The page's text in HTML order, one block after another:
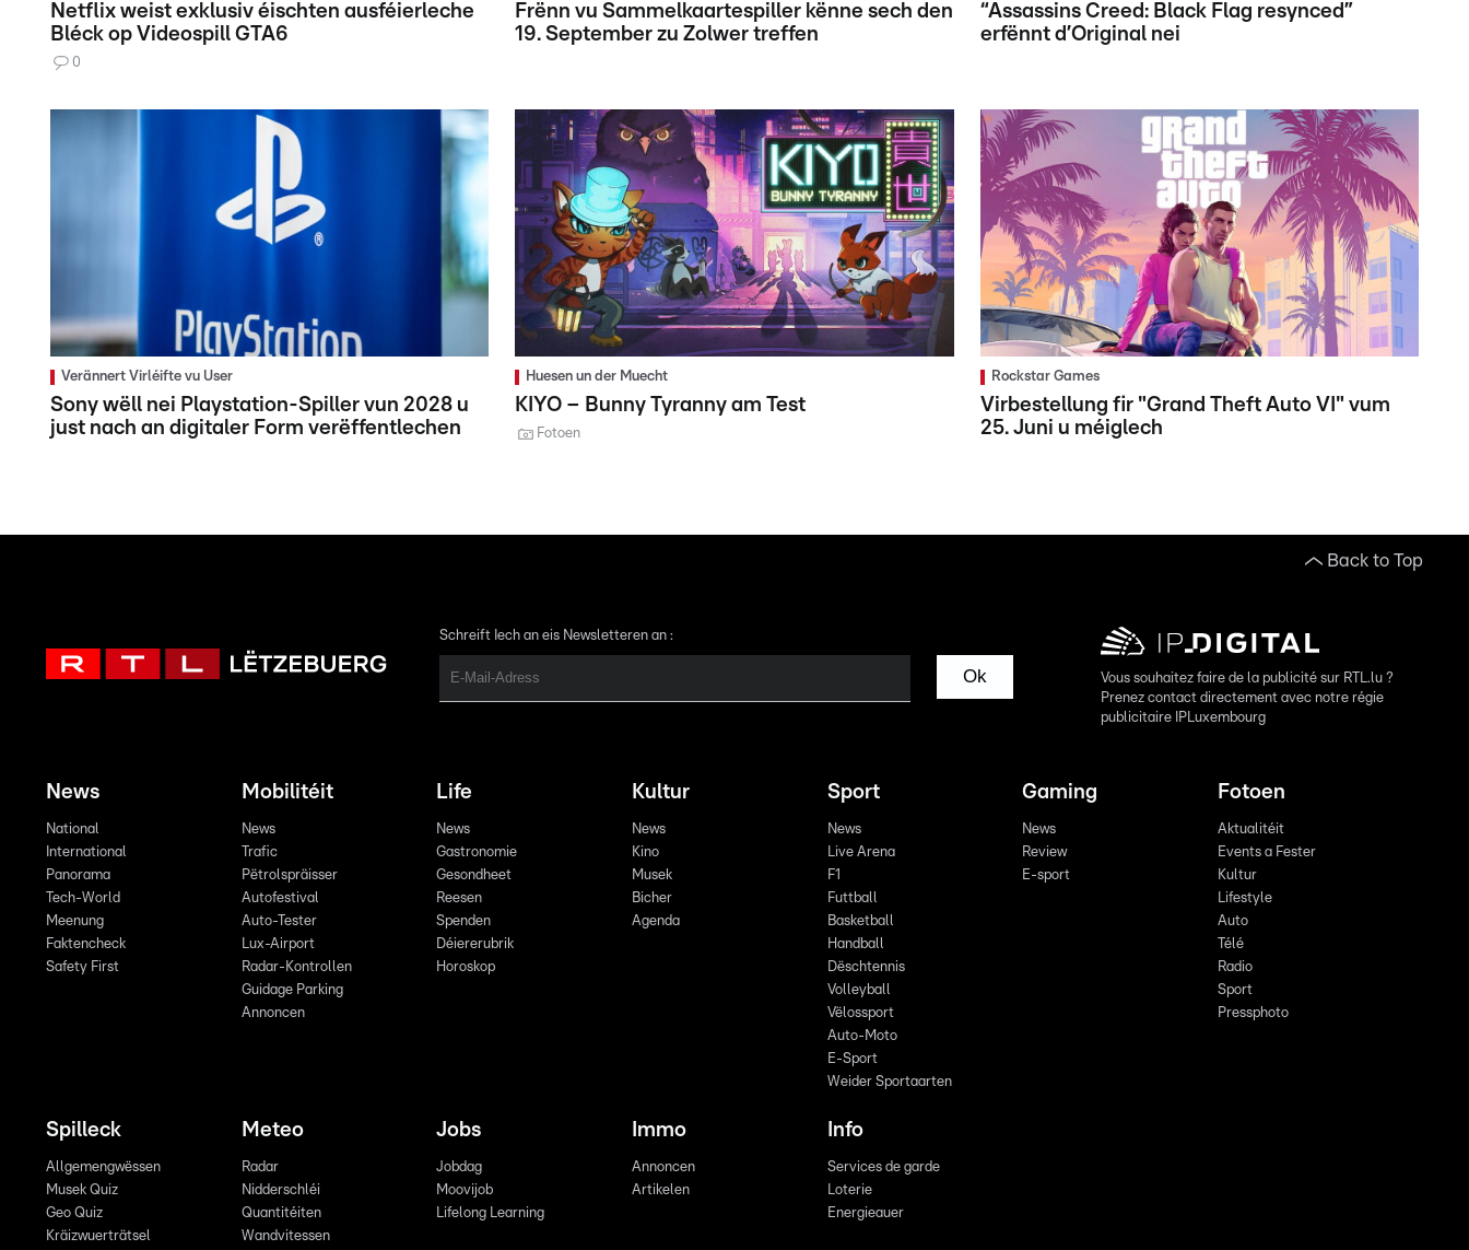
Netflix weist exklusiv éischten ausféierleche
Bléck op Videospill GTA6
0
Frënn vu Sammelkaartespiller kënne sech den
19. September zu Zolwer treffen
“Assassins Creed: Black Flag resynced”
erfënnt d’Original nei
Verännert Virléifte vu User
Sony wëll nei Playstation-Spiller vun 2028 u
just nach an digitaler Form verëffentlechen
Huesen un der Muecht
KIYO – Bunny Tyranny am Test
Fotoen
Rockstar Games
Virbestellung fir "Grand Theft Auto VI" vum
25. Juni u méiglech
Back to Top
Schreift Iech an eis Newsletteren an :
Ok
Vous souhaitez faire de la publicité sur RTL.lu ?
Prenez contact directement avec notre régie
publicitaire IPLuxembourg
News
National
International
Panorama
Tech-World
Meenung
Faktencheck
Safety First
Mobilitéit
News
Trafic
Pëtrolspräisser
Autofestival
Auto-Tester
Lux-Airport
Radar-Kontrollen
Guidage Parking
Annoncen
Life
News
Gastronomie
Gesondheet
Reesen
Spenden
Déiererubrik
Horoskop
Kultur
News
Kino
Musek
Bicher
Agenda
Sport
News
Live Arena
F1
Futtball
Basketball
Handball
Dëschtennis
Volleyball
Vëlossport
Auto-Moto
E-Sport
Weider Sportaarten
Gaming
News
Review
E-sport
Fotoen
Aktualitéit
Events a Fester
Kultur
Lifestyle
Auto
Télé
Radio
Sport
Pressphoto
Spilleck
Allgemengwëssen
Musek Quiz
Geo Quiz
Kräizwuerträtsel
Meteo
Radar
Nidderschléi
Quantitéiten
Wandvitessen
Jobs
Jobdag
Moovijob
Lifelong Learning
Immo
Annoncen
Artikelen
Info
Services de garde
Loterie
Energieauer